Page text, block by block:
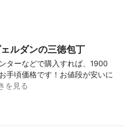
ルダンの三徳包丁
ターなどで購入すれば、1900
手頃価格です！お値段が安いに
を見る